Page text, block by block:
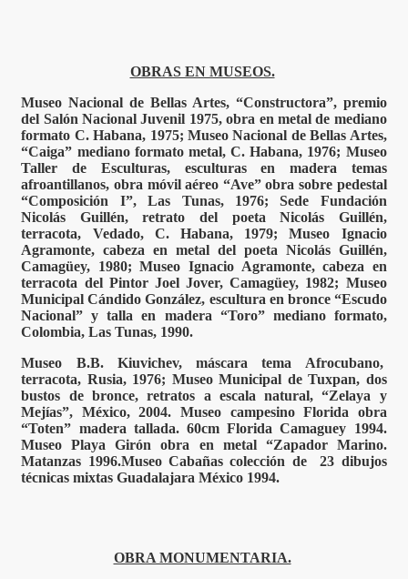
OBRAS EN MUSEOS.
Museo Nacional de Bellas Artes, “Constructora”, premio
del Salón Nacional Juvenil 1975, obra en metal de mediano
formato C. Habana, 1975; Museo Nacional de Bellas Artes,
“Caiga” mediano formato metal, C. Habana, 1976; Museo
Taller de Esculturas, esculturas en madera temas
afroantillanos, obra móvil aéreo “Ave” obra sobre pedestal
“Composición I”, Las Tunas, 1976; Sede Fundación
Nicolás Guillén, retrato del poeta Nicolás Guillén,
terracota, Vedado, C. Habana, 1979; Museo Ignacio
Agramonte, cabeza en metal del poeta Nicolás Guillén,
Camagüey, 1980; Museo Ignacio Agramonte, cabeza en
terracota del Pintor Joel Jover, Camagüey, 1982; Museo
Municipal Cándido González, escultura en bronce “Escudo
Nacional” y talla en madera “Toro” mediano formato,
Colombia, Las Tunas, 1990.
Museo B.B. Kiuvichev, máscara tema Afrocubano,
terracota, Rusia, 1976; Museo Municipal de Tuxpan, dos
bustos de bronce, retratos a escala natural, “Zelaya y
Mejías”, México, 2004. Museo campesino Florida obra
“Toten” madera tallada. 60cm Florida Camaguey 1994.
Museo Playa Girón obra en metal “Zapador Marino.
Matanzas 1996.Museo Cabañas colección de 23 dibujos
técnicas mixtas Guadalajara México 1994.
OBRA MONUMENTARIA.